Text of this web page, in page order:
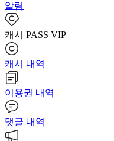
알림
캐시 PASS VIP
캐시 내역
이용권 내역
댓글 내역